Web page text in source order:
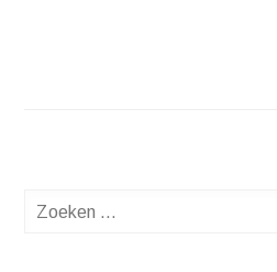
Zoeken